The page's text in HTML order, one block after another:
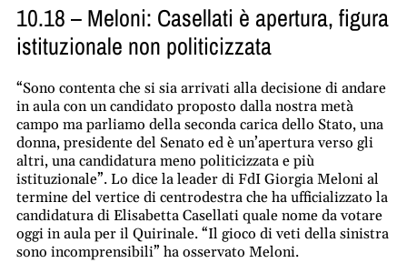
10.18 – Meloni: Casellati è apertura, figura
istituzionale non politicizzata
“Sono contenta che si sia arrivati alla decisione di andare
in aula con un candidato proposto dalla nostra metà
campo ma parliamo della seconda carica dello Stato, una
donna, presidente del Senato ed è un’apertura verso gli
altri, una candidatura meno politicizzata e più
istituzionale”. Lo dice la leader di FdI Giorgia Meloni al
termine del vertice di centrodestra che ha ufficializzato la
candidatura di Elisabetta Casellati quale nome da votare
oggi in aula per il Quirinale. “Il gioco di veti della sinistra
sono incomprensibili” ha osservato Meloni.